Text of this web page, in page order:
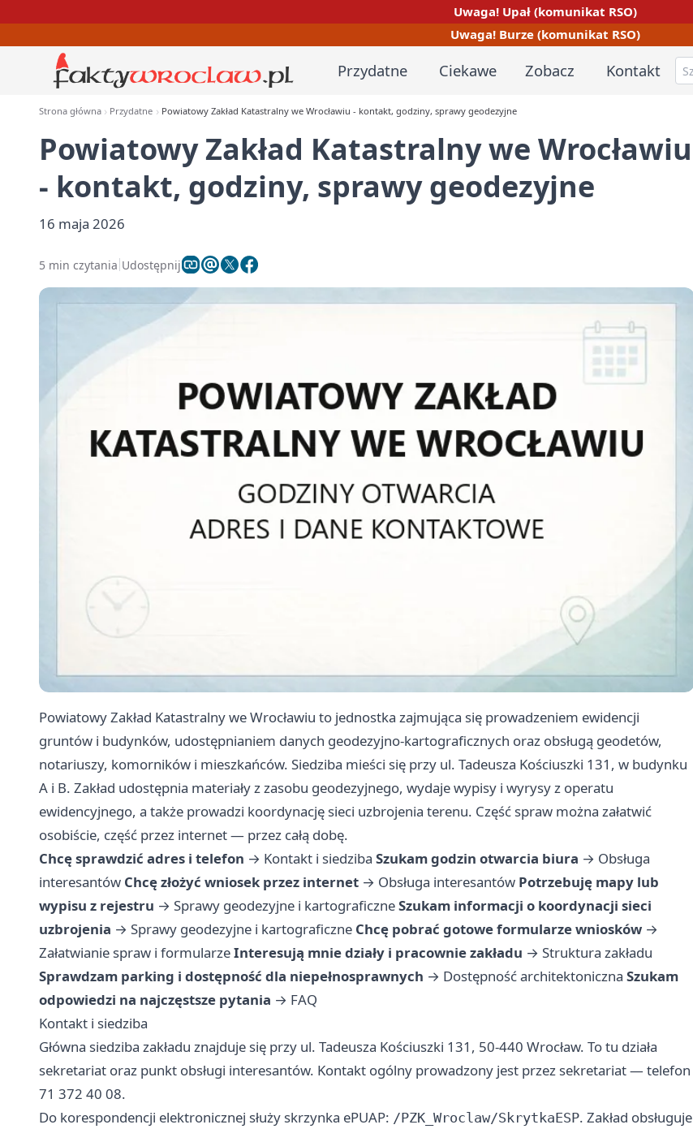
Uwaga! Upał (komunikat RSO)
Uwaga! Burze (komunikat RSO)
Przydatne Ciekawe Zobacz Kontakt
Strona główna Przydatne Powiatowy Zakład Katastralny we Wrocławiu - kontakt, godziny, sprawy geodezyjne
Powiatowy Zakład Katastralny we Wrocławiu
- kontakt, godziny, sprawy geodezyjne
16 maja 2026
5 min czytania Udostępnij
Powiatowy Zakład Katastralny we Wrocławiu to jednostka zajmująca się prowadzeniem ewidencji
gruntów i budynków, udostępnianiem danych geodezyjno-kartograficznych oraz obsługą geodetów,
notariuszy, komorników i mieszkańców. Siedziba mieści się przy ul. Tadeusza Kościuszki 131, w budynku
A i B. Zakład udostępnia materiały z zasobu geodezyjnego, wydaje wypisy i wyrysy z operatu
ewidencyjnego, a także prowadzi koordynację sieci uzbrojenia terenu. Część spraw można załatwić
osobiście, część przez internet — przez całą dobę.
Chcę sprawdzić adres i telefon → Kontakt i siedziba Szukam godzin otwarcia biura → Obsługa
interesantów Chcę złożyć wniosek przez internet → Obsługa interesantów Potrzebuję mapy lub
wypisu z rejestru → Sprawy geodezyjne i kartograficzneSzukam informacji o koordynacji sieci
uzbrojenia → Sprawy geodezyjne i kartograficzne Chcę pobrać gotowe formularze wniosków →
Załatwianie spraw i formularzeInteresują mnie działy i pracownie zakładu → Struktura zakładu
Sprawdzam parking i dostępność dla niepełnosprawnych → Dostępność architektoniczna Szukam
odpowiedzi na najczęstsze pytania → FAQ
Kontakt i siedziba
Główna siedziba zakładu znajduje się przy ul. Tadeusza Kościuszki 131, 50-440 Wrocław. To tu działa
sekretariat oraz punkt obsługi interesantów. Kontakt ogólny prowadzony jest przez sekretariat — telefon
71 372 40 08.
Do korespondencji elektronicznej służy skrzynka ePUAP: /PZK_Wroclaw/SkrytkaESP. Zakład obsługuje